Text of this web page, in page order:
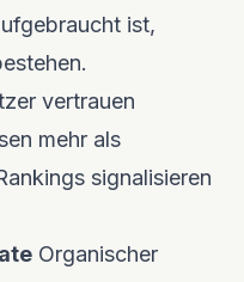
ist,
vertrauen
mehr als
signalisieren
Organischer